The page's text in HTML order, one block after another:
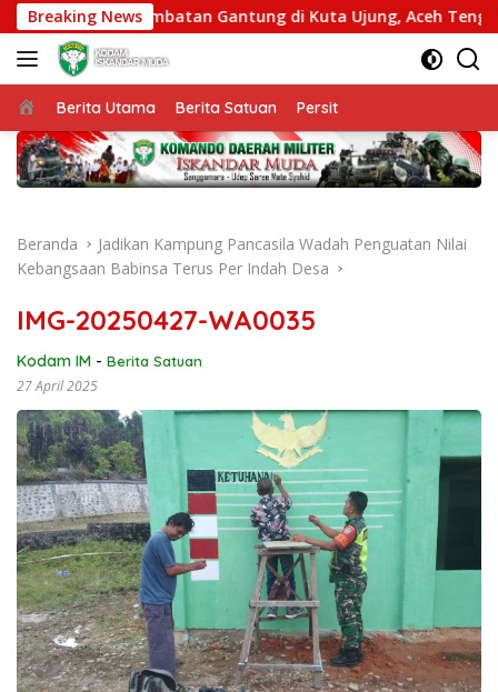
Langsung
ke
konten
Breaking NewsJembatan Gantung di Kuta Ujung, Aceh Tenggara
Beranda
Berita Utama Berita Satuan Persit
Beranda
Jadikan Kampung Pancasila Wadah Penguatan Nilai
Kebangsaan Babinsa Terus Per Indah Desa
IMG-20250427-WA0035
Kodam IM - Berita Satuan
27 April 2025